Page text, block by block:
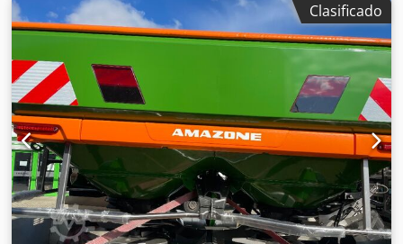
Clasificado